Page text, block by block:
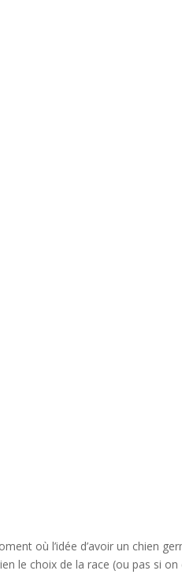
où l’idée d’avoir un chien
le choix de la race (ou pas si on